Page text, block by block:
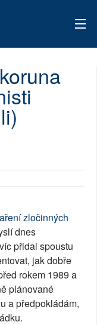
zločinných
dnes
přidal spoustu
jak dobře
rokem 1989 a
plánované
a předpokládám,